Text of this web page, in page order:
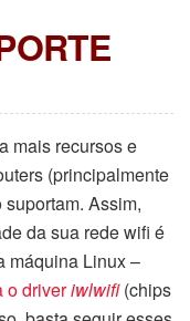
mais recursos e
(principalmente
Assim,
da sua rede wifi é
máquina Linux –
o driveriwlwifi (chips